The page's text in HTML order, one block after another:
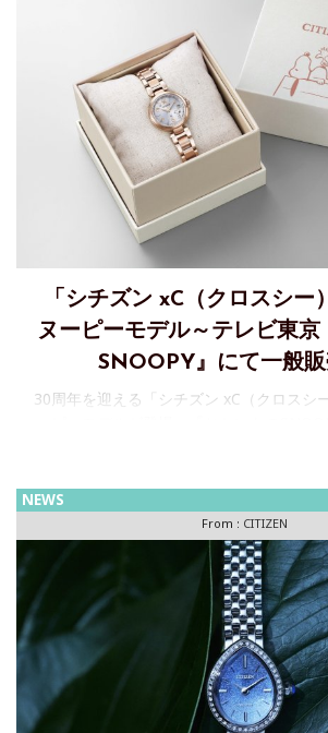
「シチズン xC（クロスシー
ヌーピーモデル～テレビ東京
SNOOPY』にて一般
30周年を迎える「シチズン xC（クロスシ
ら一般販売開始 株式会社テレビ東京コ
NEWS
From : CITIZEN